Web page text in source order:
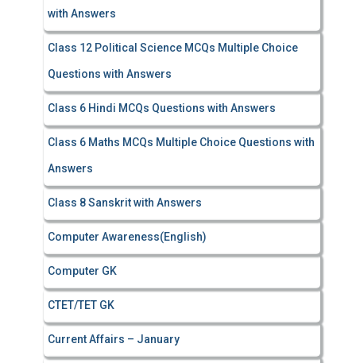
with Answers
Class 12 Political Science MCQs Multiple Choice
Questions with Answers
Class 6 Hindi MCQs Questions with Answers
Class 6 Maths MCQs Multiple Choice Questions with
Answers
Class 8 Sanskrit with Answers
Computer Awareness(English)
Computer GK
CTET/TET GK
Current Affairs – January